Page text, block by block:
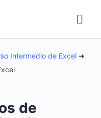
Intermedio de Excel ➜
de